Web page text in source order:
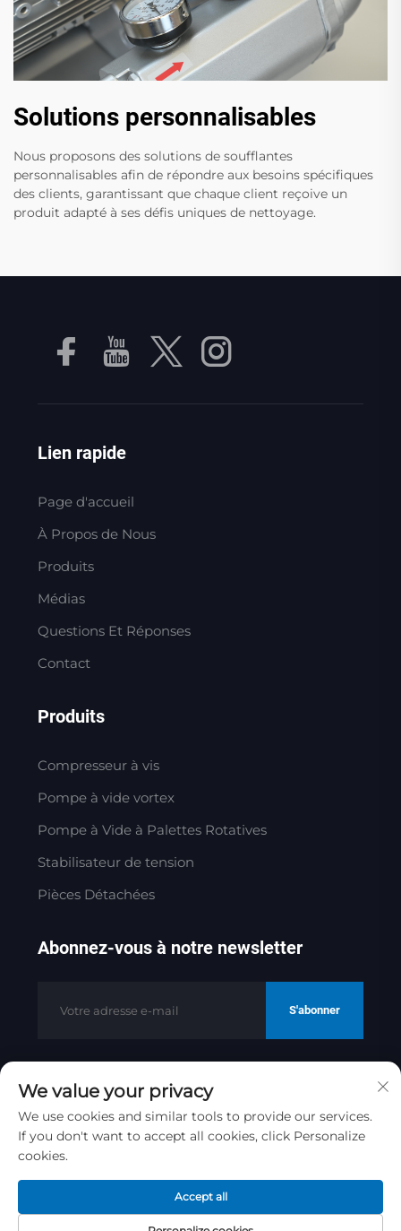
Solutions personnalisables
Nous proposons des solutions de soufflantes
personnalisables afin de répondre aux besoins spécifiques
des clients, garantissant que chaque client reçoive un
produit adapté à ses défis uniques de nettoyage.
Lien rapide
Page d'accueil
À Propos de Nous
Produits
Médias
Questions Et Réponses
Contact
Produits
Compresseur à vis
Pompe à vide vortex
Pompe à Vide à Palettes Rotatives
Stabilisateur de tension
Pièces Détachées
Abonnez-vous à notre newsletter
S'abonner
Copyright © 2025 par Jinan Golden
Bridge Precision Machinery Co.ltd
Politique de confidentialité
Remonter en haut
We value your privacy
We use cookies and similar tools to provide our services.
If you don't want to accept all cookies, click Personalize
cookies.
Accept all